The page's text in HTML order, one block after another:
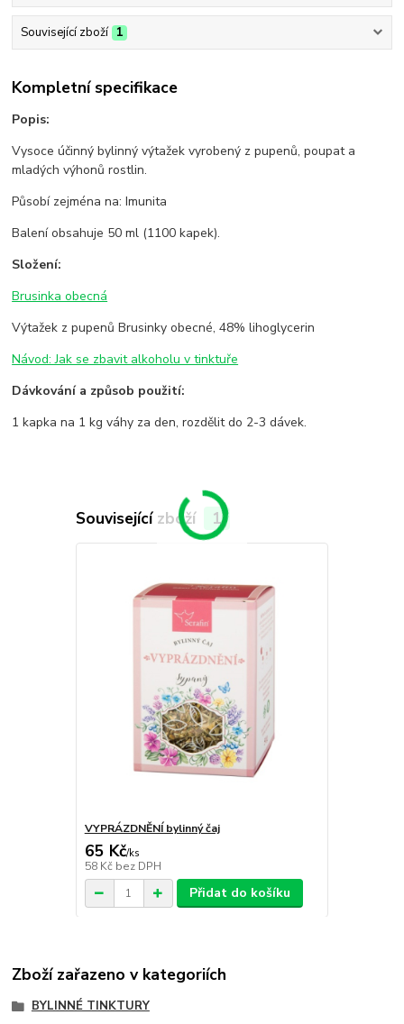
Související zboží 1
Kompletní specifikace
Popis:
Vysoce účinný bylinný výtažek vyrobený z pupenů, poupat a
mladých výhonů rostlin.
Působí zejména na: Imunita
Balení obsahuje 50 ml (1100 kapek).
Složení:
Brusinka obecná
Výtažek z pupenů Brusinky obecné, 48% lihoglycerin
Návod: Jak se zbavit alkoholu v tinktuře
Dávkování a způsob použití:
1 kapka na 1 kg váhy za den, rozdělit do 2-3 dávek.
Související zboží 1
VYPRÁZDNĚNÍ bylinný čaj
65 Kč/ks
58 Kč bez DPH
Přidat do košíku
Zboží zařazeno v kategoriích
BYLINNÉ TINKTURY